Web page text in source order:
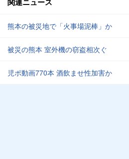
熊本の被災地で「火事場泥棒」か
被災の熊本 室外機の窃盗相次ぐ
児ポ動画770本 酒飲ませ性加害か